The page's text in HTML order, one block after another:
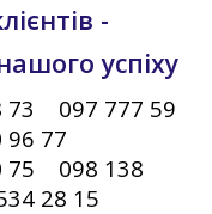
-
успіху
73 097 777 59
77
75 098 138
28 15